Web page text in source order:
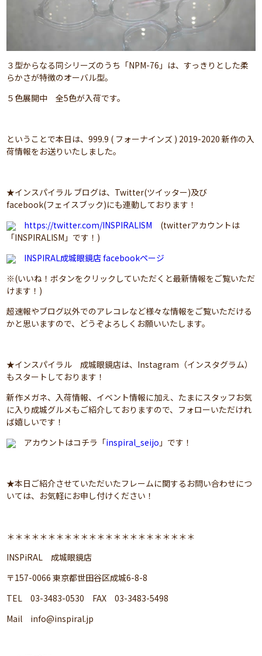
３型からなる同シリーズのうち「NPM-76」は、すっきりとした柔
らかさが特徴のオーバル型。
５色展開中 全5色が入荷です。
ということで本日は、999.9 ( フォーナインズ ) 2019-2020 新作の入
荷情報をお送りいたしました。
★インスパイラル ブログは、Twitter(ツイッター)及び
facebook(フェイスブック)にも連動しております！
https://twitter.com/INSPIRALISM (twitterアカウントは
「INSPIRALISM」です！)
INSPIRAL成城眼鏡店 facebookページ
※(いいね！ボタンをクリックしていただくと最新情報をご覧いただ
けます！)
超速報やブログ以外でのアレコレなど様々な情報をご覧いただける
かと思いますので、どうぞよろしくお願いいたします。
★インスパイラル 成城眼鏡店は、Instagram（インスタグラム）
もスタートしております！
新作メガネ、入荷情報、イベント情報に加え、たまにスタッフお気
に入り成城グルメもご紹介しておりますので、フォローいただけれ
ば嬉しいです！
アカウントはコチラ「inspiral_seijo 」です！
★本日ご紹介させていただいたフレームに関するお問い合わせにつ
いては、お気軽にお申し付けください！
＊＊＊＊＊＊＊＊＊＊＊＊＊＊＊＊＊＊＊＊＊＊＊
INSPiRAL 成城眼鏡店
〒157-0066 東京都世田谷区成城6-8-8
TEL 03-3483-0530 FAX 03-3483-5498
Mail info@inspiral.jp